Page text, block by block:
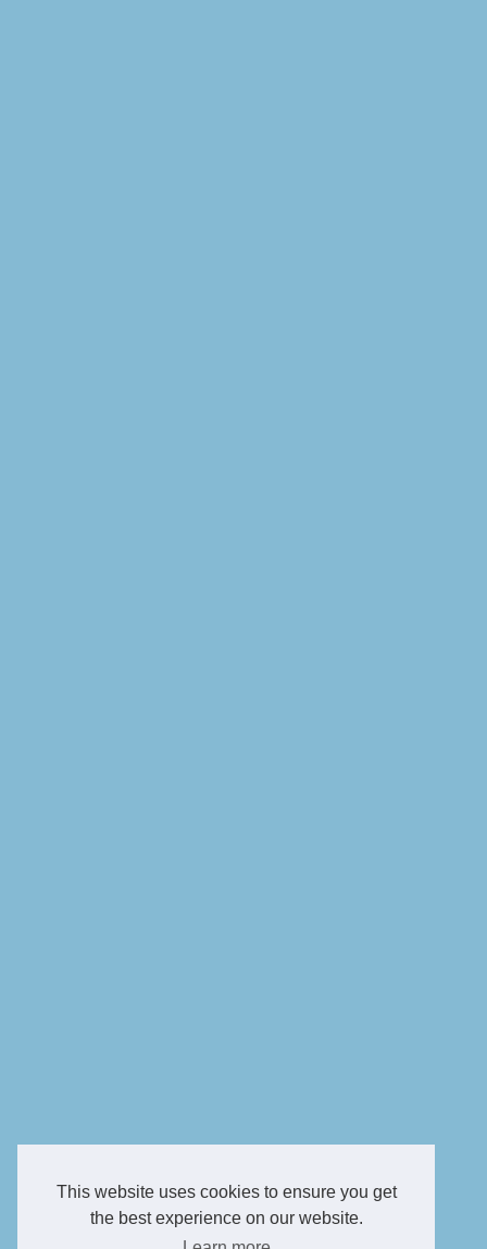
This website uses cookies to ensure you get
the best experience on our website.